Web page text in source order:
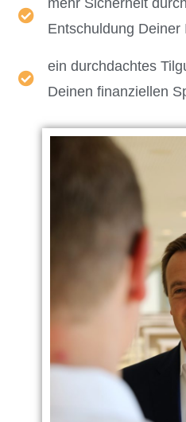
Entschuldung Deiner
ein durchdachtes
Deinen finanziellen